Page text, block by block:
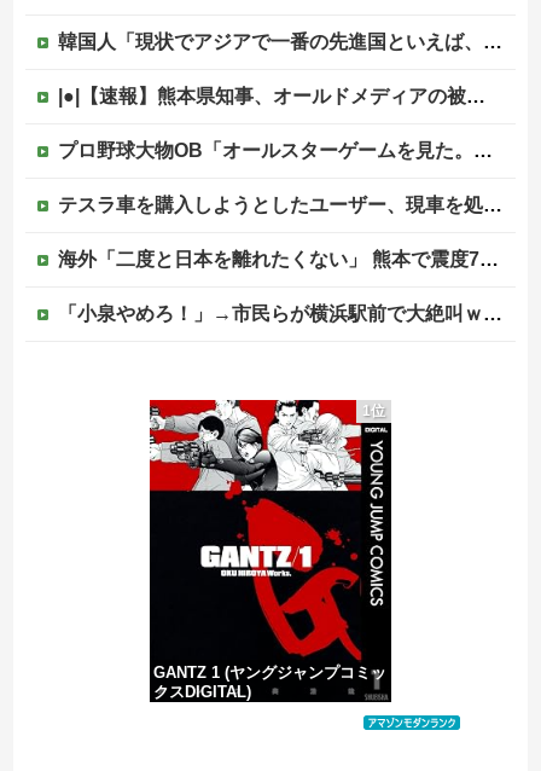
韓国人「現状でアジアで一番の先進国といえば、どの国になるんだ？やはり日本という認識なのだろうか？」
|●|【速報】熊本県知事、オールドメディアの被災者、遺族への取材に怒り「極めて強い不満、苦情が寄せられた」
プロ野球大物OB「オールスターゲームを見た。怒りを通り越して、あきれ果てた」他
テスラ車を購入しようとしたユーザー、現車を処分して代金を支払い、平日の納車日に予定を合わせた結果……
海外「二度と日本を離れたくない」 熊本で震度7を体験したドイツ人が語る日本の強さに感動の声
「小泉やめろ！」→市民らが横浜駅前で大絶叫ｗｗｗｗｗｗｗｗ
【画像】はいだしょうこ（47）「こんなオバサンでいいの…？」
【速報】外人の医療費未払いが多すぎたので病院が外人の治療を断るようになってしまう
【移民政策反対】イオンの売り場で唐揚げを食う中国人の子供
1位
GANTZ 1 (ヤングジャンプコミッ
クスDIGITAL)
価格：¥100